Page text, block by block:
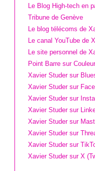
Le Blog High-tech en
Tribune de Genève
Le blog télécoms de
Le canal YouTube de
Le site personnel de
Point Barre sur
Xavier Studer sur
Xavier Studer sur
Xavier Studer sur
Xavier Studer sur
Xavier Studer sur
Xavier Studer sur
Xavier Studer sur
Xavier Studer sur X